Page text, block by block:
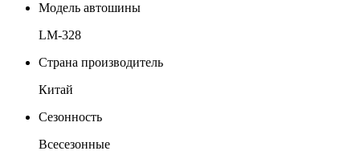
Модель автошины
LM-328
Страна производитель
Китай
Сезонность
Всесезонные